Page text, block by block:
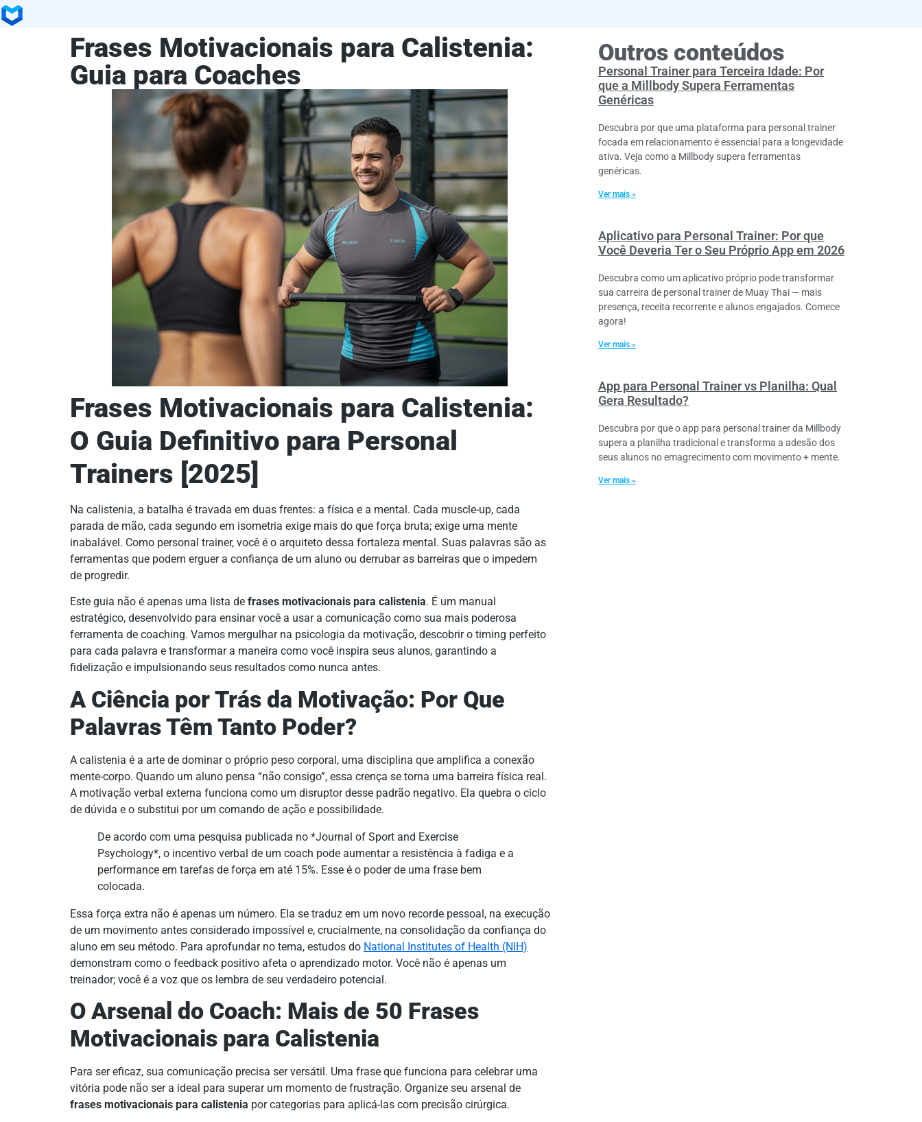
Frases Motivacionais para Calistenia:
Guia para Coaches
Frases Motivacionais para Calistenia:
O Guia Definitivo para Personal
Trainers [2025]
Na calistenia, a batalha é travada em duas frentes: a física e a mental. Cada muscle-up, cada
parada de mão, cada segundo em isometria exige mais do que força bruta; exige uma mente
inabalável. Como personal trainer, você é o arquiteto dessa fortaleza mental. Suas palavras são as
ferramentas que podem erguer a confiança de um aluno ou derrubar as barreiras que o impedem
de progredir.
Este guia não é apenas uma lista de frases motivacionais para calistenia. É um manual
estratégico, desenvolvido para ensinar você a usar a comunicação como sua mais poderosa
ferramenta de coaching. Vamos mergulhar na psicologia da motivação, descobrir o timing perfeito
para cada palavra e transformar a maneira como você inspira seus alunos, garantindo a
fidelização e impulsionando seus resultados como nunca antes.
A Ciência por Trás da Motivação: Por Que
Palavras Têm Tanto Poder?
A calistenia é a arte de dominar o próprio peso corporal, uma disciplina que amplifica a conexão
mente-corpo. Quando um aluno pensa “não consigo”, essa crença se torna uma barreira física real.
A motivação verbal externa funciona como um disruptor desse padrão negativo. Ela quebra o ciclo
de dúvida e o substitui por um comando de ação e possibilidade.
De acordo com uma pesquisa publicada no *Journal of Sport and Exercise
Psychology*, o incentivo verbal de um coach pode aumentar a resistência à fadiga e a
performance em tarefas de força em até 15%. Esse é o poder de uma frase bem
colocada.
Essa força extra não é apenas um número. Ela se traduz em um novo recorde pessoal, na execução
de um movimento antes considerado impossível e, crucialmente, na consolidação da confiança do
aluno em seu método. Para aprofundar no tema, estudos do National Institutes of Health (NIH)
demonstram como o feedback positivo afeta o aprendizado motor. Você não é apenas um
treinador; você é a voz que os lembra de seu verdadeiro potencial.
O Arsenal do Coach: Mais de 50 Frases
Motivacionais para Calistenia
Para ser eficaz, sua comunicação precisa ser versátil. Uma frase que funciona para celebrar uma
vitória pode não ser a ideal para superar um momento de frustração. Organize seu arsenal de
frases motivacionais para calistenia por categorias para aplicá-las com precisão cirúrgica.
Outros conteúdos
Personal Trainer para Terceira Idade: Por
que a Millbody Supera Ferramentas
Genéricas
Descubra por que uma plataforma para personal trainer
focada em relacionamento é essencial para a longevidade
ativa. Veja como a Millbody supera ferramentas
genéricas.
Ver mais »
Aplicativo para Personal Trainer: Por que
Você Deveria Ter o Seu Próprio App em 2026
Descubra como um aplicativo próprio pode transformar
sua carreira de personal trainer de Muay Thai — mais
presença, receita recorrente e alunos engajados. Comece
agora!
Ver mais »
App para Personal Trainer vs Planilha: Qual
Gera Resultado?
Descubra por que o app para personal trainer da Millbody
supera a planilha tradicional e transforma a adesão dos
seus alunos no emagrecimento com movimento + mente.
Ver mais »